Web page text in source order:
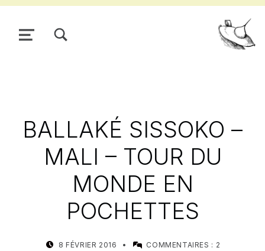
Pour
MENU
BALLAKÉ SISSOKO –
MALI – TOUR DU
MONDE EN
POCHETTES
POSTED ON:
8 FÉVRIER 2016 WRITTEN BY:
MEALIN
COMMENTAIRES : 2